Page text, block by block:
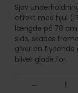
Sjov
effekt med hjul
længde på 78 cm
side, skabes
giver en flydende
bliver glade for.